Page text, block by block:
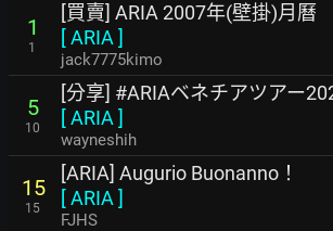
1
1
[買賣] ARIA 2007年(壁掛)月曆
[ARIA ]
jack7775kimo
5
10
[分享] #ARIAベネチアツアー
[ARIA ]
wayneshih
15
15
[ARIA] Augurio Buonanno！
[ARIA ]
FJHS